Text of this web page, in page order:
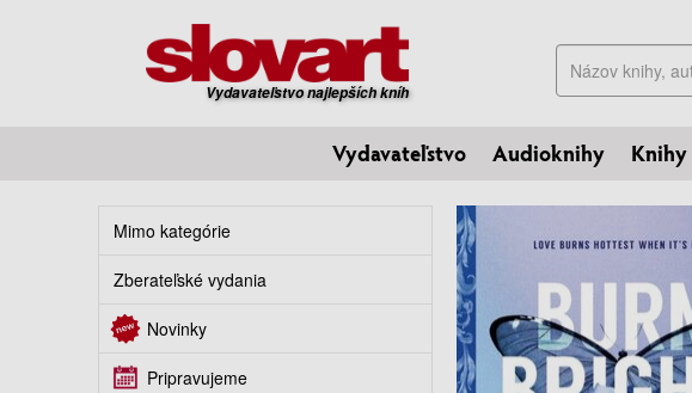
Vydavateľstvo najlepších kníh
Hľadať
Vydavateľstvo Audioknihy Knihy
Mimo kategórie
Zberateľské vydania
Novinky
Pripravujeme